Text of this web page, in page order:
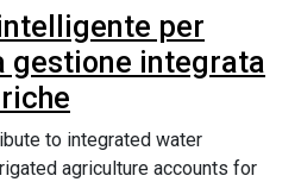
per
gestione integrata
to integrated water
agriculture accounts for